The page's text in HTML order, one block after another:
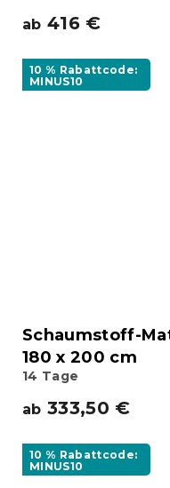
ab 416 €
10 % Rabattcode:
MINUS10
Schaumstoff-
180 x 200 cm
14 Tage
ab 333,50 €
10 % Rabattcode:
MINUS10